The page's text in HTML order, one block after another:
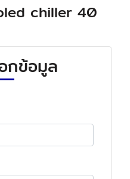
chiller 40
กข้อมูล